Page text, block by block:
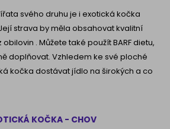
svého druhu je i exotická kočka
strava by měla obsahovat kvalitní
. Můžete také použít BARF dietu,
doplňovat. Vzhledem ke své ploché
kočka dostávat jídlo na širokých a co
KOČKA - CHOV